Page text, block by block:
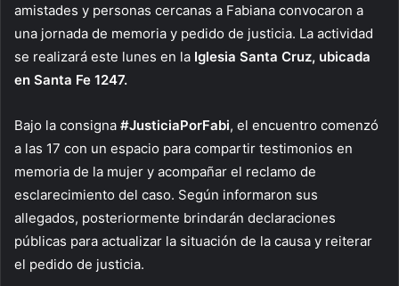
amistades y personas cercanas a Fabiana convocaron a
una jornada de memoria y pedido de justicia. La actividad
se realizará este lunes en la Iglesia Santa Cruz, ubicada
en Santa Fe 1247.
Bajo la consigna #JusticiaPorFabi, el encuentro comenzó
a las 17 con un espacio para compartir testimonios en
memoria de la mujer y acompañar el reclamo de
esclarecimiento del caso. Según informaron sus
allegados, posteriormente brindarán declaraciones
públicas para actualizar la situación de la causa y reiterar
el pedido de justicia.